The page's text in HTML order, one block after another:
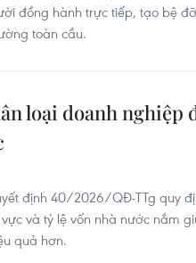
đồng hành trực tiếp, tạo bệ
toàn cầu.
loại doanh nghiệp
định 40/2026/QĐ-TTg quy
và tỷ lệ vốn nhà nước nắm
quả hơn.